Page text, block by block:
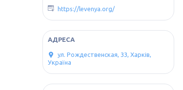
https://levenya.org/
ул. Рождественская, 33, Харків,
Україна